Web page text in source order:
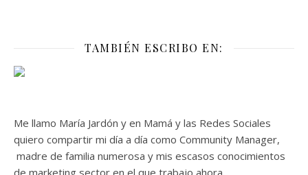
TAMBIÉN ESCRIBO EN:
Me llamo María Jardón y en Mamá y las Redes Sociales
quiero compartir mi día a día como Community Manager,
madre de familia numerosa y mis escasos conocimientos
de marketing sector en el que trabajo ahora.